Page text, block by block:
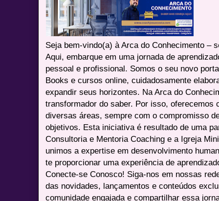
Seja bem-vindo(a) à Arca do Conhecimento –
Aqui, embarque em uma jornada de
pessoal e profissional. Somos o seu novo
Books e cursos online, cuidadosamente
expandir seus horizontes. Na Arca do
transformador do saber. Por isso, oferecemos
diversas áreas, sempre com o compromisso
objetivos. Esta iniciativa é resultado de uma
Consultoria e Mentoria Coaching e a Igreja
unimos a expertise em desenvolvimento
te proporcionar uma experiência de
Conecte-se Conosco! Siga-nos em nossas
das novidades, lançamentos e conteúdos
comunidade engajada e compartilhar essa